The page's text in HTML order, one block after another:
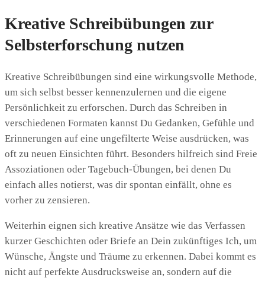
Kreative Schreibübungen zur
Selbsterforschung nutzen
Kreative Schreibübungen sind eine wirkungsvolle Methode,
um sich selbst besser kennenzulernen und die eigene
Persönlichkeit zu erforschen. Durch das Schreiben in
verschiedenen Formaten kannst Du Gedanken, Gefühle und
Erinnerungen auf eine ungefilterte Weise ausdrücken, was
oft zu neuen Einsichten führt. Besonders hilfreich sind Freie
Assoziationen oder Tagebuch-Übungen, bei denen Du
einfach alles notierst, was dir spontan einfällt, ohne es
vorher zu zensieren.
Weiterhin eignen sich kreative Ansätze wie das Verfassen
kurzer Geschichten oder Briefe an Dein zukünftiges Ich, um
Wünsche, Ängste und Träume zu erkennen. Dabei kommt es
nicht auf perfekte Ausdrucksweise an, sondern auf die